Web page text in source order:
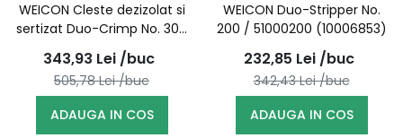
WEICON Cleste dezizolat si
sertizat Duo-Crimp No. 300
/ 51000300 (10007406)
343,93 Lei /buc
505,78Lei /buc
ADAUGA IN COS
WEICON Duo-Stripper No.
200 / 51000200 (10006853)
232,85 Lei /buc
342,43Lei /buc
ADAUGA IN COS